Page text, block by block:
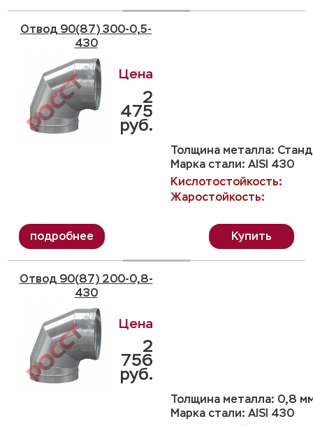
Отвод 90(87) 300-0,5-
430
Толщина металла:
Марка стали: AISI 430
Кислотостойкость:
Жаростойкость:
2
475
руб.
Купить
Отвод 90(87) 200-0,8-
430
Толщина металла: 0,8
Марка стали: AISI 430
2
756
руб.